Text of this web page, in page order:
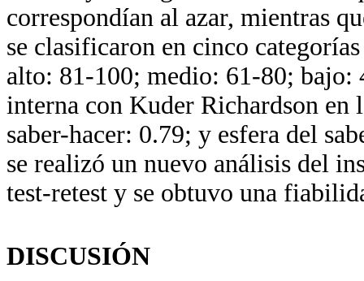
correspondían al azar, mientras
se clasificaron en cinco
alto: 81-100; medio: 61-80; bajo:
interna con Kuder Richardson en
saber-hacer: 0.79; y esfera del
se realizó un nuevo análisis del
test-retest y se obtuvo una
DISCUSIÓN